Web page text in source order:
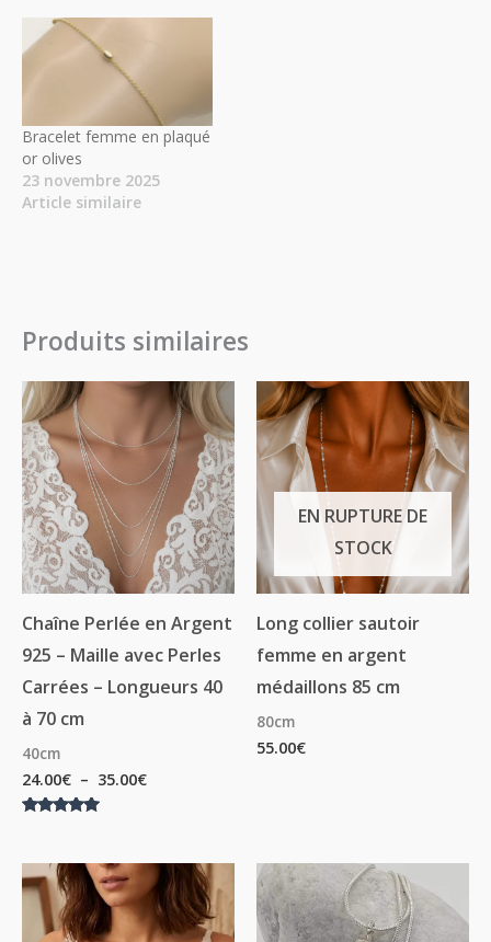
Bracelet femme en plaqué
or olives
23 novembre 2025
Article similaire
Produits similaires
Chaîne Perlée en Argent
925 – Maille avec Perles
Carrées – Longueurs 40
à 70 cm
40cm
24.00€ – 35.00€
Plage
de
prix :
24.00€
à
35.00€
EN RUPTURE DE
STOCK
Long collier sautoir
femme en argent
médaillons 85 cm
80cm
55.00€